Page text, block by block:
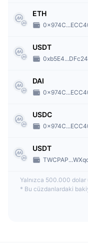
ETH
USDT
DAI
USDC
USDT
Yalnızca 500.000
* Bu cüzdanlardaki